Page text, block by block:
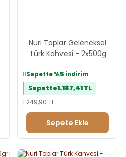
Nuri Toplar Geleneksel
Türk Kahvesi - 2x500g
Sepette%5 indirim
Sepette1.187,41 TL
1.249,90 TL
Sepete Ekle